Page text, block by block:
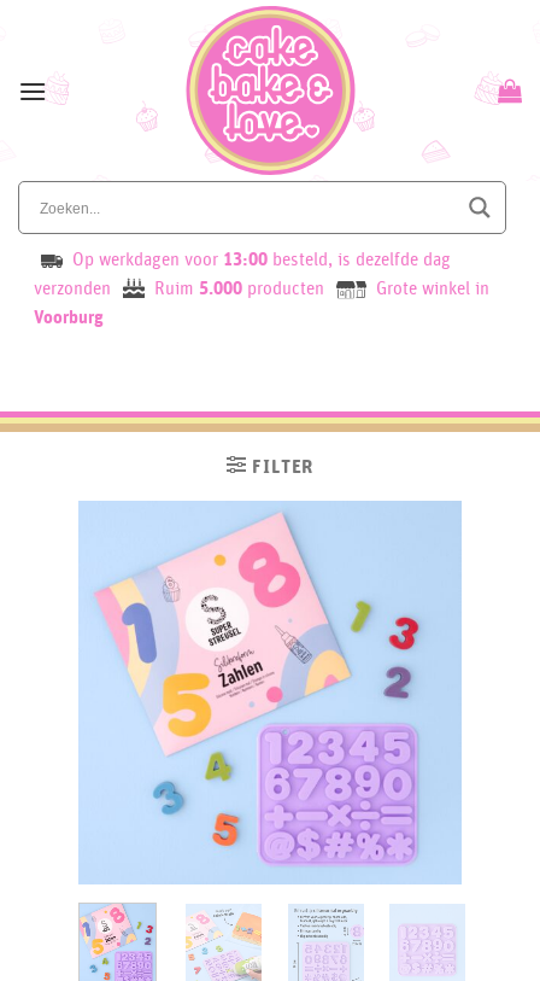
content
Op werkdagen voor 13:00 besteld, is dezelfde dag
verzonden
Ruim 5.000 producten
Grote winkel in
Voorburg
FILTER